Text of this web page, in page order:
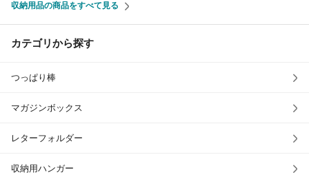
収納用品の商品をすべて見る
カテゴリから探す
つっぱり棒
マガジンボックス
レターフォルダー
収納用ハンガー
Pontaパス特典対象すべて
サンキュー配送対象